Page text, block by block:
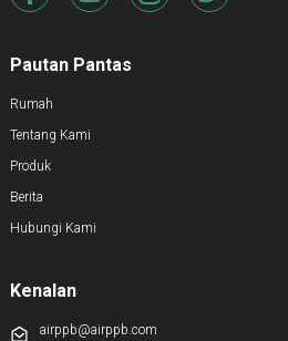
Pautan Pantas
Rumah
Tentang Kami
Produk
Berita
Hubungi Kami
Kenalan
airppb@airppb.com